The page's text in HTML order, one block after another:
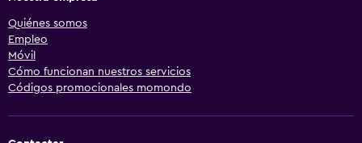
Quiénes somos
Empleo
Móvil
Cómo funcionan nuestros servicios
Códigos promocionales momondo